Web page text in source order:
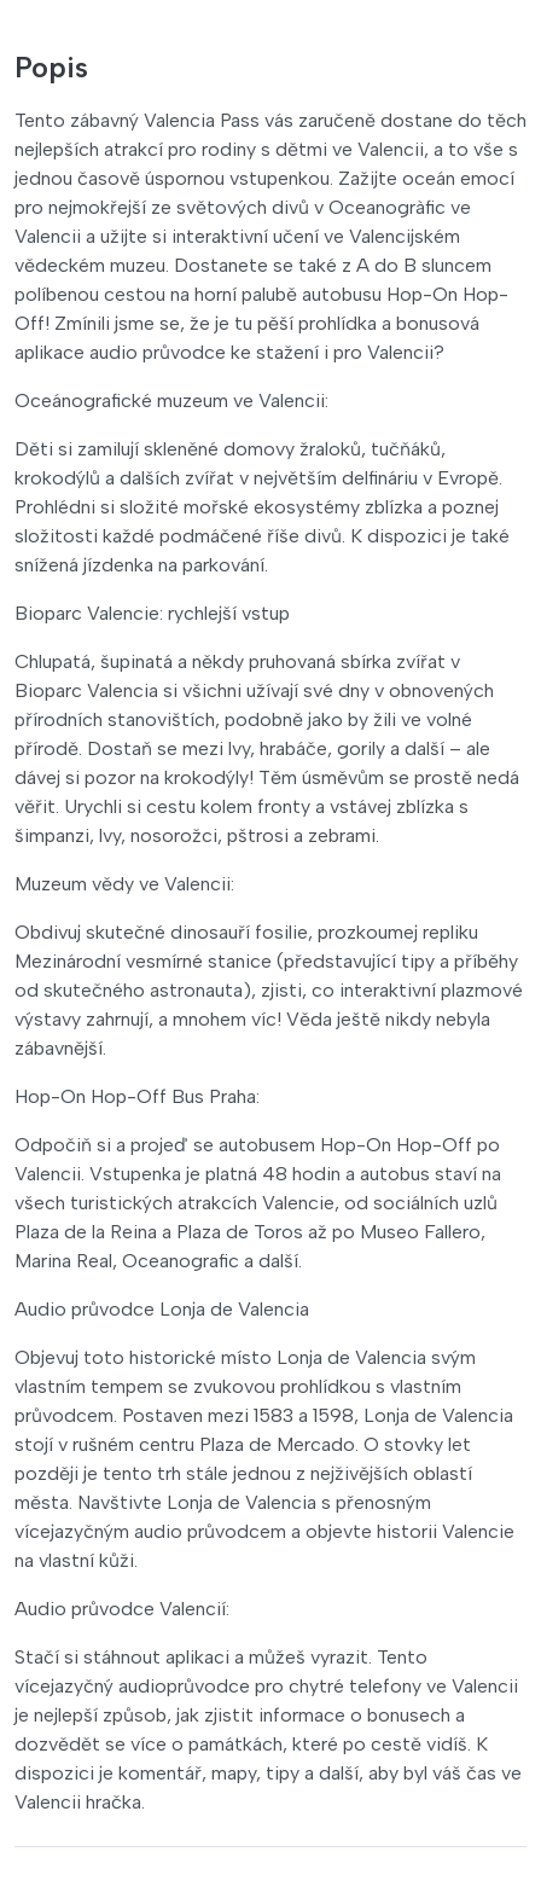
Popis
Tento zábavný Valencia Pass vás zaručeně dostane do těch
nejlepších atrakcí pro rodiny s dětmi ve Valencii, a to vše s
jednou časově úspornou vstupenkou. Zažijte oceán emocí
pro nejmokřejší ze světových divů v Oceanogràfic ve
Valencii a užijte si interaktivní učení ve Valencijském
vědeckém muzeu. Dostanete se také z A do B sluncem
políbenou cestou na horní palubě autobusu Hop-On Hop-
Off! Zmínili jsme se, že je tu pěší prohlídka a bonusová
aplikace audio průvodce ke stažení i pro Valencii?
Oceánografické muzeum ve Valencii:
Děti si zamilují skleněné domovy žraloků, tučňáků,
krokodýlů a dalších zvířat v největším delfináriu v Evropě.
Prohlédni si složité mořské ekosystémy zblízka a poznej
složitosti každé podmáčené říše divů. K dispozici je také
snížená jízdenka na parkování.
Bioparc Valencie: rychlejší vstup
Chlupatá, šupinatá a někdy pruhovaná sbírka zvířat v
Bioparc Valencia si všichni užívají své dny v obnovených
přírodních stanovištích, podobně jako by žili ve volné
přírodě. Dostaň se mezi lvy, hrabáče, gorily a další – ale
dávej si pozor na krokodýly! Těm úsměvům se prostě nedá
věřit. Urychli si cestu kolem fronty a vstávej zblízka s
šimpanzi, lvy, nosorožci, pštrosi a zebrami.
Muzeum vědy ve Valencii:
Obdivuj skutečné dinosauří fosilie, prozkoumej repliku
Mezinárodní vesmírné stanice (představující tipy a příběhy
od skutečného astronauta), zjisti, co interaktivní plazmové
výstavy zahrnují, a mnohem víc! Věda ještě nikdy nebyla
zábavnější.
Hop-On Hop-Off Bus Praha:
Odpočiň si a projeď se autobusem Hop-On Hop-Off po
Valencii. Vstupenka je platná 48 hodin a autobus staví na
všech turistických atrakcích Valencie, od sociálních uzlů
Plaza de la Reina a Plaza de Toros až po Museo Fallero,
Marina Real, Oceanografic a další.
Audio průvodce Lonja de Valencia
Objevuj toto historické místo Lonja de Valencia svým
vlastním tempem se zvukovou prohlídkou s vlastním
průvodcem. Postaven mezi 1583 a 1598, Lonja de Valencia
stojí v rušném centru Plaza de Mercado. O stovky let
později je tento trh stále jednou z nejživějších oblastí
města. Navštivte Lonja de Valencia s přenosným
vícejazyčným audio průvodcem a objevte historii Valencie
na vlastní kůži.
Audio průvodce Valencií:
Stačí si stáhnout aplikaci a můžeš vyrazit. Tento
vícejazyčný audioprůvodce pro chytré telefony ve Valencii
je nejlepší způsob, jak zjistit informace o bonusech a
dozvědět se více o památkách, které po cestě vidíš. K
dispozici je komentář, mapy, tipy a další, aby byl váš čas ve
Valencii hračka.